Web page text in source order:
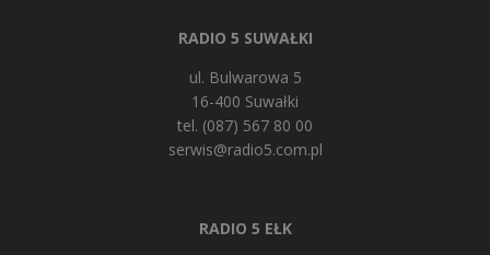
RADIO 5 SUWAŁKI
ul. Bulwarowa 5
16-400 Suwałki
tel. (087) 567 80 00
serwis@radio5.com.pl
RADIO 5 EŁK